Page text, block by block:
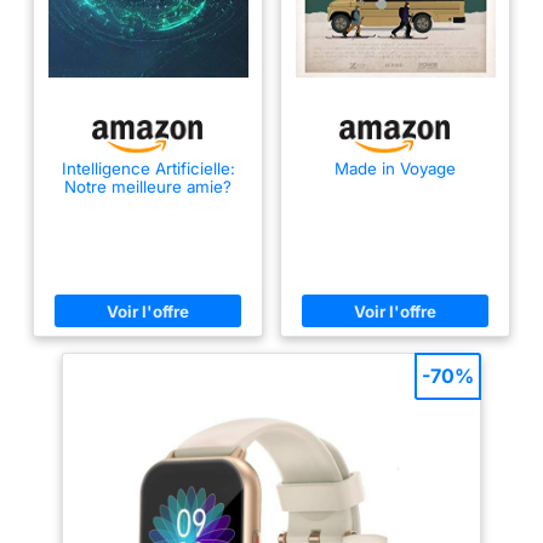
Intelligence Artificielle:
Notre meilleure amie?
Made in Voyage
-70%